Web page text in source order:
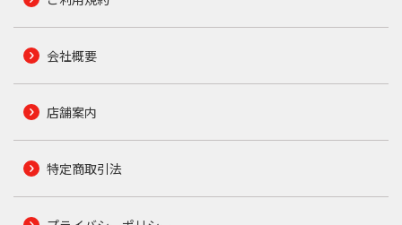
会社概要
店舗案内
特定商取引法